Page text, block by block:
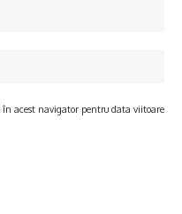
în acest navigator pentru data viitoare